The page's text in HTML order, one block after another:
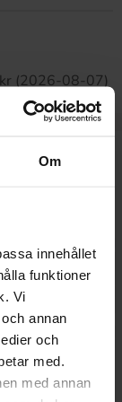
Om
innehållet
funktioner
Vi
annan
och
med.
med annan
(2026-08-07)